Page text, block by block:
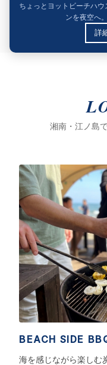
ちょっとヨットビーチハ
ンを夜空へ
詳
湘南・江ノ島
BEACH SIDE
海を感じながら楽しむ